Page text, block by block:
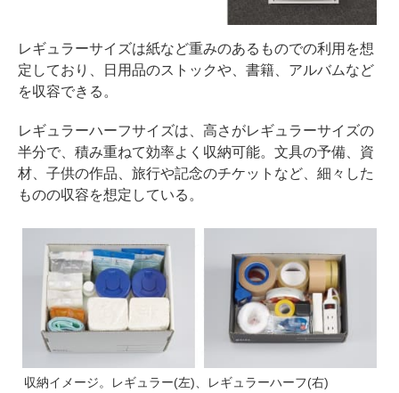
レギュラーサイズは紙など重みのあるものでの利用を想
定しており、日用品のストックや、書籍、アルバムなど
を収容できる。
レギュラーハーフサイズは、高さがレギュラーサイズの
半分で、積み重ねて効率よく収納可能。文具の予備、資
材、子供の作品、旅行や記念のチケットなど、細々した
ものの収容を想定している。
収納イメージ。レギュラー(左)、レギュラーハーフ(右)